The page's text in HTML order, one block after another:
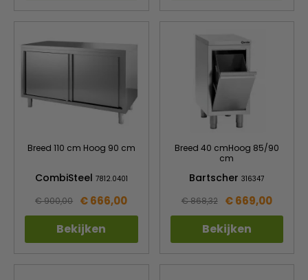
Breed 110 cm Hoog 90 cm
CombiSteel 7812.0401
€ 900,00 € 666,00
Bekijken
Breed 40 cmHoog 85/90
cm
Bartscher316347
€ 868,32 € 669,00
Bekijken